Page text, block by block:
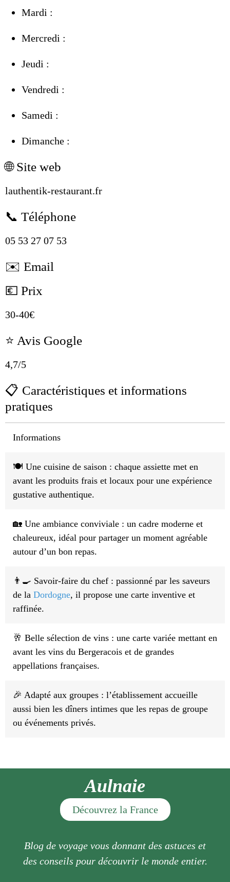
Mardi :
Mercredi :
Jeudi :
Vendredi :
Samedi :
Dimanche :
🌐 Site web
lauthentik-restaurant.fr
📞 Téléphone
05 53 27 07 53
✉️ Email
💶 Prix
30-40€
⭐ Avis Google
4,7/5
📋 Caractéristiques et informations
pratiques
Informations
🍽️ Une cuisine de saison : chaque assiette met en
avant les produits frais et locaux pour une expérience
gustative authentique.
🏡 Une ambiance conviviale : un cadre moderne et
chaleureux, idéal pour partager un moment agréable
autour d’un bon repas.
👨‍🍳 Savoir-faire du chef : passionné par les saveurs
de la Dordogne, il propose une carte inventive et
raffinée.
🥂 Belle sélection de vins : une carte variée mettant en
avant les vins du Bergeracois et de grandes
appellations françaises.
🎉 Adapté aux groupes : l’établissement accueille
aussi bien les dîners intimes que les repas de groupe
ou événements privés.
Aulnaie
Découvrez la France
Blog de voyage vous donnant des astuces et
des conseils pour découvrir le monde entier.